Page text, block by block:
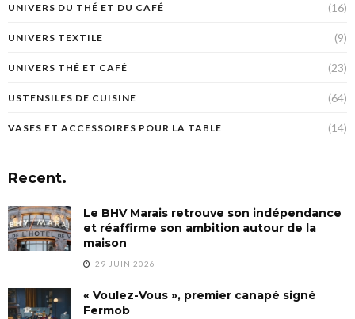
UNIVERS DU THÉ ET DU CAFÉ (16)
UNIVERS TEXTILE (9)
UNIVERS THÉ ET CAFÉ (23)
USTENSILES DE CUISINE (64)
VASES ET ACCESSOIRES POUR LA TABLE (14)
Recent.
Le BHV Marais retrouve son indépendance
et réaffirme son ambition autour de la
maison
29 JUIN 2026
« Voulez-Vous », premier canapé signé
Fermob